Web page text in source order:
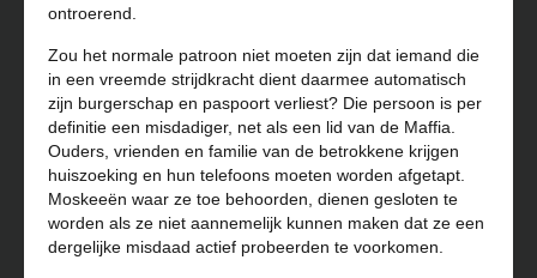
ontroerend.
Zou het normale patroon niet moeten zijn dat iemand die
in een vreemde strijdkracht dient daarmee automatisch
zijn burgerschap en paspoort verliest? Die persoon is per
definitie een misdadiger, net als een lid van de Maffia.
Ouders, vrienden en familie van de betrokkene krijgen
huiszoeking en hun telefoons moeten worden afgetapt.
Moskeeën waar ze toe behoorden, dienen gesloten te
worden als ze niet aannemelijk kunnen maken dat ze een
dergelijke misdaad actief probeerden te voorkomen.